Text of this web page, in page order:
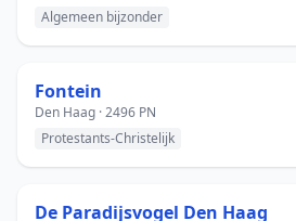
Algemeen bijzonder
Fontein
Den Haag · 2496 PN
Protestants-Christelijk
De Paradijsvogel Den Haag